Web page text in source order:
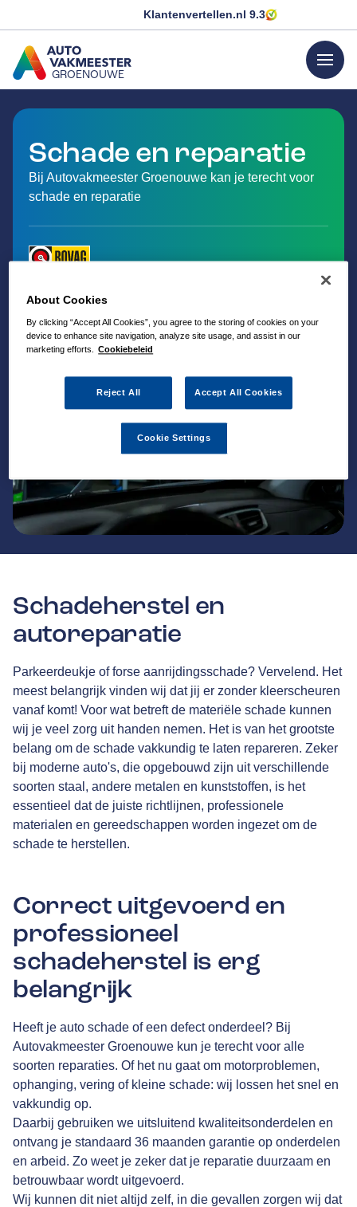
Klantenvertellen.nl 9.3
GROENOUWE
GA NAAR DE HOMEPAGINA
menu
Schade en reparatie
Bij Autovakmeester Groenouwe kan je terecht voor
schade en reparatie
Schadeherstel en
autoreparatie
Parkeerdeukje of forse aanrijdingsschade? Vervelend. Het
meest belangrijk vinden wij dat jij er zonder kleerscheuren
vanaf komt! Voor wat betreft de materiële schade kunnen
wij je veel zorg uit handen nemen. Het is van het grootste
belang om de schade vakkundig te laten repareren. Zeker
bij moderne auto's, die opgebouwd zijn uit verschillende
soorten staal, andere metalen en kunststoffen, is het
essentieel dat de juiste richtlijnen, professionele
materialen en gereedschappen worden ingezet om de
schade te herstellen.
Correct uitgevoerd en
professioneel
schadeherstel is erg
belangrijk
Heeft je auto schade of een defect onderdeel? Bij
Autovakmeester Groenouwe kun je terecht voor alle
soorten reparaties. Of het nu gaat om motorproblemen,
ophanging, vering of kleine schade: wij lossen het snel en
vakkundig op.
Daarbij gebruiken we uitsluitend kwaliteitsonderdelen en
ontvang je standaard 36 maanden garantie op onderdelen
en arbeid. Zo weet je zeker dat je reparatie duurzaam en
betrouwbaar wordt uitgevoerd.
Wij kunnen dit niet altijd zelf, in die gevallen zorgen wij dat
About Cookies
By clicking “Accept All Cookies”, you agree to the storing of cookies on your
device to enhance site navigation, analyze site usage, and assist in our
marketing efforts.
Cookiebeleid
Reject All Accept All Cookies
Cookie Settings